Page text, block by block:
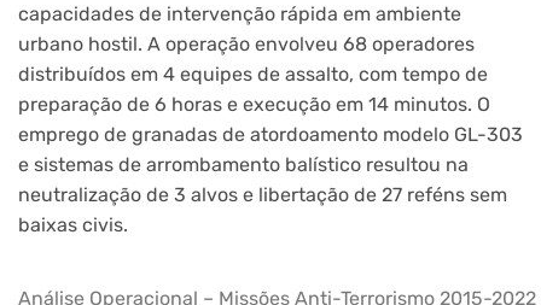
capacidades de intervenção rápida em ambiente
urbano hostil. A operação envolveu 68 operadores
distribuídos em 4 equipes de assalto, com tempo de
preparação de 6 horas e execução em 14 minutos. O
emprego de granadas de atordoamento modelo GL-303
e sistemas de arrombamento balístico resultou na
neutralização de 3 alvos e libertação de 27 reféns sem
baixas civis.
Análise Operacional – Missões Anti-Terrorismo 2015-2022